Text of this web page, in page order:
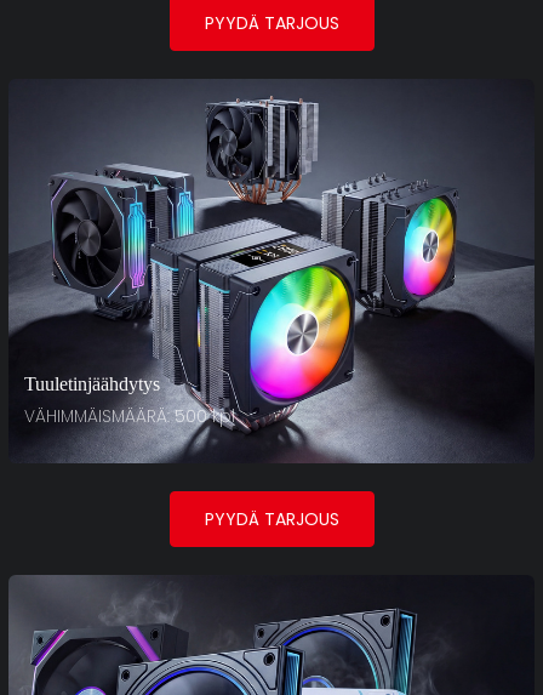
PYYDÄ TARJOUS
Tuuletinjäähdytys
VÄHIMMÄISMÄÄRÄ: 500 kpl
PYYDÄ TARJOUS